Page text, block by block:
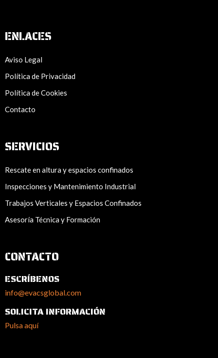
ENLACES
Aviso Legal
Política de Privacidad
Política de Cookies
Contacto
SERVICIOS
Rescate en altura y espacios confinados
Inspecciones y Mantenimiento Industrial
Trabajos Verticales y Espacios Confinados
Asesoría Técnica y Formación
CONTACTO
ESCRÍBENOS
info@evacsglobal.com
SOLICITA INFORMACIÓN
Pulsa aquí